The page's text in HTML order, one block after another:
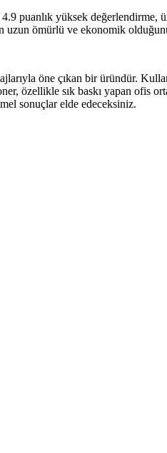
puanlık yüksek
ömürlü ve ekonomik
öne çıkan bir üründür.
özellikle sık baskı yapan ofis
sonuçlar elde edeceksiniz.